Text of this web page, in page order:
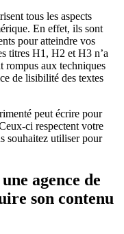
tous les aspects
En effet, ils sont
pour atteindre vos
titres H1, H2 et H3 n’a
rompus aux techniques
de lisibilité des textes
peut écrire pour
ci respectent votre
souhaitez utiliser pour
agence de
son contenu